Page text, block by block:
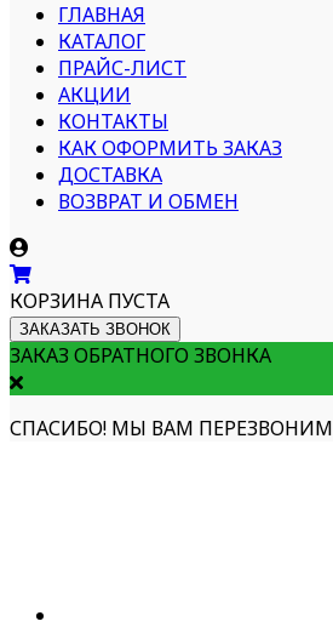
ГЛАВНАЯ
КАТАЛОГ
ПРАЙС-ЛИСТ
АКЦИИ
КОНТАКТЫ
КАК ОФОРМИТЬ ЗАКАЗ
ДОСТАВКА
ВОЗВРАТ И ОБМЕН
КОРЗИНА ПУСТА
ЗАКАЗАТЬ ЗВОНОК
ЗАКАЗ ОБРАТНОГО ЗВОНКА
СПАСИБО! МЫ ВАМ ПЕРЕЗВОНИМ